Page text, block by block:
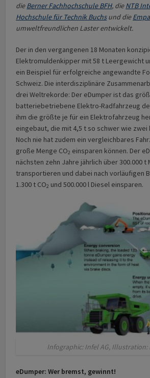
dieBerner Fachhochschule BFH, dieNTB
Hochschule für Technik Buchsund dieEmpa
umweltfreundlichen Laster entwickelt.
Der in den vergangenen 18 Monaten
Elektromuldenkipper mit 58 t Leergewicht
ein Beispiel für erfolgreiche angewandte
Schweiz. Die interdisziplinäre
drei Weltrekorde: Der eDumper ist das
batteriebetriebene Elektro-Radfahrzeug
ihm die größte je für ein Elektrofahrzeug
eingebaut, die mit 4,5 t so schwer wie zwei
Noch nie hat zudem ein vergleichbares
große Menge CO2 einsparen können. Der
nächsten zehn Jahre jährlich über 300.000 t
transportieren und dabei nach vorläufigen
1.300 t CO2 und 500.000 l Diesel einsparen.
Infographic: Infel AG, Illustration:
eDumper: Wer bremst, gewinnt!